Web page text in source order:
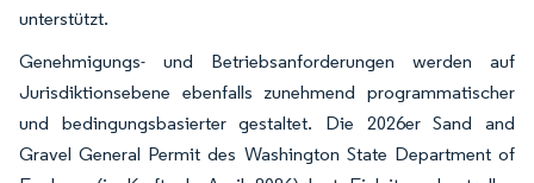
unterstützt.
Genehmigungs- und Betriebsanforderungen werden auf
Jurisdiktionsebene ebenfalls zunehmend programmatischer
und bedingungsbasierter gestaltet. Die 2026er Sand and
Gravel General Permit des Washington State Department of